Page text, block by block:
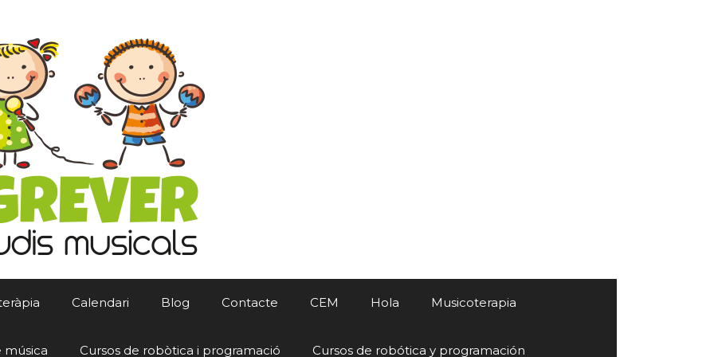
Calendari Blog Contacte CEM Hola Musicoterapia
música Cursos de robòtica i programació Cursos de robótica y programación